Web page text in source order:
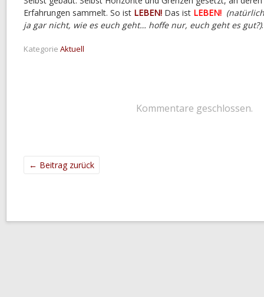
Erfahrungen sammelt. So ist LEBEN! Das ist LEBEN!
ja gar nicht, wie es euch geht… hoffe nur, euch geht es gut?)
Kategorie Aktuell
Kommentare geschlossen.
← Beitrag zurück